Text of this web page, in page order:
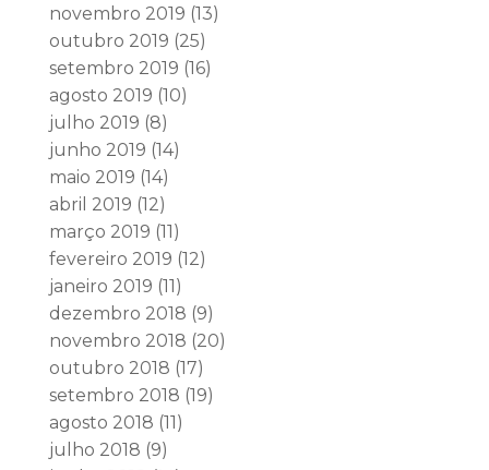
novembro 2019 (13)
outubro 2019 (25)
setembro 2019 (16)
agosto 2019 (10)
julho 2019 (8)
junho 2019 (14)
maio 2019 (14)
abril 2019 (12)
março 2019 (11)
fevereiro 2019 (12)
janeiro 2019 (11)
dezembro 2018 (9)
novembro 2018 (20)
outubro 2018 (17)
setembro 2018 (19)
agosto 2018 (11)
julho 2018 (9)